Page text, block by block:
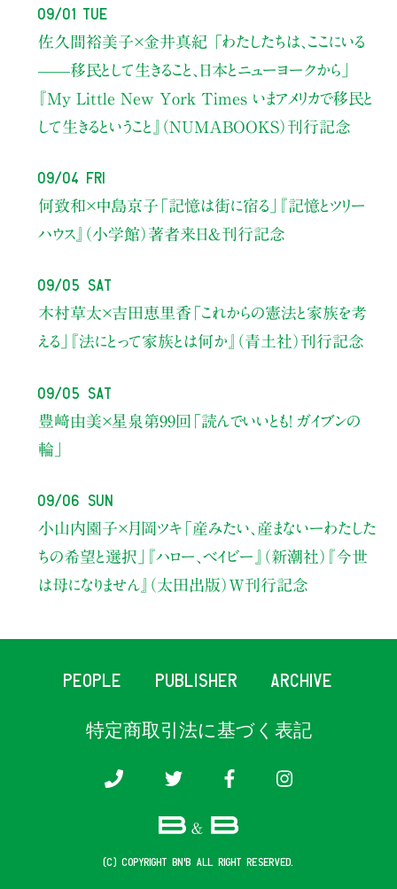
09/01 Tue
佐久間裕美子×金井真紀 「わたしたちは、ここにいる
——移民として生きること、日本とニューヨークから」
『My Little New York Times いまアメリカで移民と
して生きるということ』（NUMABOOKS）刊行記念
09/04 Fri
何致和×中島京子 「記憶は街に宿る」
『記憶とツリー
ハウス』（小学館）著者来日＆刊行記念
09/05 Sat
木村草太×吉田恵里香 「これからの憲法と家族を考
える」
『法にとって家族とは何か』（青土社）刊行記念
09/05 Sat
豊﨑由美×星泉 第99回「読んでいいとも！ ガイブンの
輪」
09/06 Sun
小山内園子×月岡ツキ 「産みたい、産まないーわたした
ちの希望と選択」
『ハロー、ベイビー』（新潮社） 『今世
は母になりません』（太田出版）W刊行記念
PEOPLE PUBLISHER ARCHIVE
特定商取引法に基づく表記
(c) COPYRIGHT B&B ALL RIGHT RESERVED.